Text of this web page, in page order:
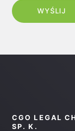
CGO LEGAL
SP. K.